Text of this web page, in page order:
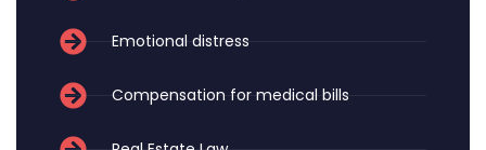
Emotional distress
Compensation for medical bills